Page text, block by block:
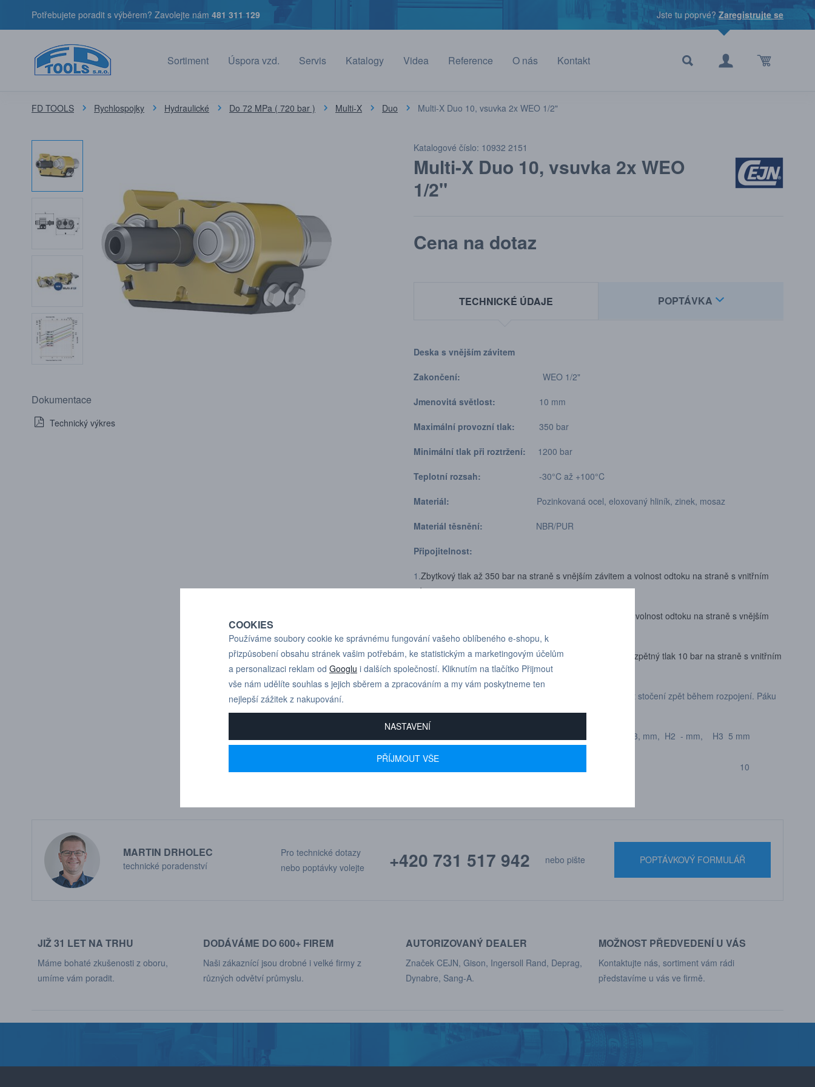
Potřebujete poradit s výběrem? Zavolejte nám 481 311 129 Jste tu poprvé? Zaregistrujte se
Sortiment Úspora vzd. Servis Katalogy Videa Reference O nás Kontakt
FD TOOLS Rychlospojky Hydraulické Do 72 MPa ( 720 bar ) Multi-X Duo Multi-X Duo 10, vsuvka 2x WEO 1/2"
Dokumentace
Technický výkres
Katalogové číslo: 10932 2151
Multi-X Duo 10, vsuvka 2x WEO
1/2"
Cena na dotaz
TECHNICKÉ ÚDAJE POPTÁVKA
Deska s vnějším závitem
Zakončení: WEO 1/2"
Jmenovitá světlost: 10 mm
Maximální provozní tlak: 350 bar
Minimální tlak při roztržení: 1200 bar
Teplotní rozsah: -30°C až +100°C
Materiál: Pozinkovaná ocel, eloxovaný hliník, zinek, mosaz
Materiál těsnění: NBR/PUR
Připojitelnost:
1.Zbytkový tlak až 350 bar na straně s vnějším závitem a volnost odtoku na straně s vnitřním
závitem.
Zbytkový tlak až 250 bar na straně s vnitřním závitem a volnost odtoku na straně s vnějším
3. Zbytkový tlak až 250 bar na straně s vnějším závitem a zpětný tlak 10 bar na straně s vnitřním
závitem.
Zbytkový tlak může způsobit efekt stočení zpět během rozpojení. Páku
vždy pevně uchopte.
L 139 mm, W 132 mm, H1 73, mm, H2 - mm, H3 5 mm
10
MARTIN DRHOLEC
technické poradenství
Pro technické dotazy
nebo poptávky volejte
+420 731 517 942 nebo pište POPTÁVKOVÝ FORMULÁŘ
JIŽ 31 LET NA TRHU
Máme bohaté zkušenosti z oboru,
umíme vám poradit.
DODÁVÁME DO 600+ FIREM
Naši zákaznící jsou drobné i velké firmy z
různých odvětví průmyslu.
AUTORIZOVANÝ DEALER
Značek CEJN, Gison, Ingersoll Rand, Deprag,
Dynabre, Sang-A.
MOŽNOST PŘEDVEDENÍ U VÁS
Kontaktujte nás, sortiment vám rádi
představíme u vás ve firmě.
COOKIES
Používáme soubory cookie ke správnému fungování vašeho oblíbeného e-shopu, k
přizpůsobení obsahu stránek vašim potřebám, ke statistickým a marketingovým účelům
a personalizaci reklam od Googlu i dalších společností. Kliknutím na tlačítko Přijmout
vše nám udělíte souhlas s jejich sběrem a zpracováním a my vám poskytneme ten
nejlepší zážitek z nakupování.
NASTAVENÍ
PŘÍJMOUT VŠE